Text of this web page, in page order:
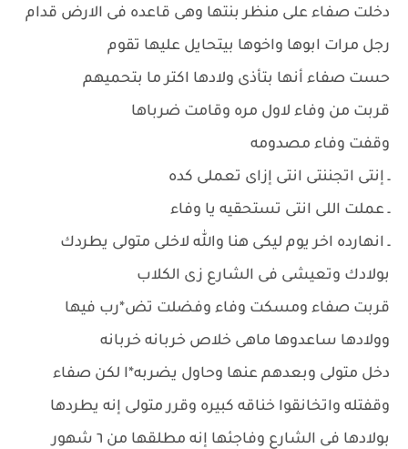
دخلت صفاء على منظر بنتها وهى قاعده فى الارض قدام
رجل مرات ابوها واخوها بيتحايل عليها تقوم
حست صفاء أنها بتأذى ولادها اكتر ما بتحميهم
قربت من وفاء لاول مره وقامت ضرباها
وقفت وفاء مصدومه
ـ إنتى اتجننتى انتى إزاى تعملى كده
ـ عملت اللى انتى تستحقيه يا وفاء
ـ انهارده اخر يوم ليكى هنا والله لاخلى متولى يطردك
بولادك وتعيشى فى الشارع زى الكلاب
قربت صفاء ومسكت وفاء وفضلت تض*رب فيها
وولادها ساعدوها ماهى خلاص خربانه خربانه
دخل متولى وبعدهم عنها وحاول يضربه*ا لكن صفاء
وقفتله واتخانقوا خناقه كبيره وقرر متولى إنه يطردها
بولادها فى الشارع وفاجئها إنه مطلقها من ٦ شهور